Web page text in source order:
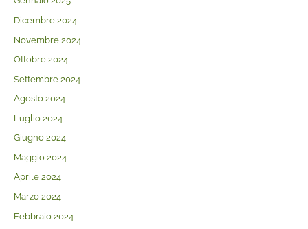
Dicembre 2024
Novembre 2024
Ottobre 2024
Settembre 2024
Agosto 2024
Luglio 2024
Giugno 2024
Maggio 2024
Aprile 2024
Marzo 2024
Febbraio 2024